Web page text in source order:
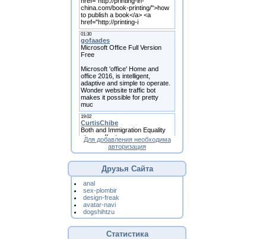
Для добавления необходима
авторизация
Друзья Сайта
anal
sex-plombir
design-freak
avatar-navi
dogshihtzu
Статистика